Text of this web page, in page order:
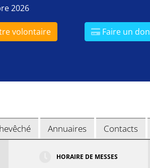
2026
volontaire Faire un don
Annuaires Contacts
HORAIRE DE MESSES